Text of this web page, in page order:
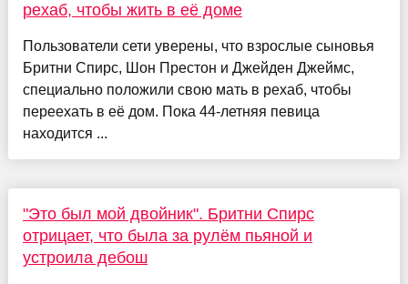
рехаб, чтобы жить в её доме
Пользователи сети уверены, что взрослые сыновья
Бритни Спирс, Шон Престон и Джейден Джеймс,
специально положили свою мать в рехаб, чтобы
переехать в её дом. Пока 44-летняя певица
находится ...
"Это был мой двойник". Бритни Спирс
отрицает, что была за рулём пьяной и
устроила дебош